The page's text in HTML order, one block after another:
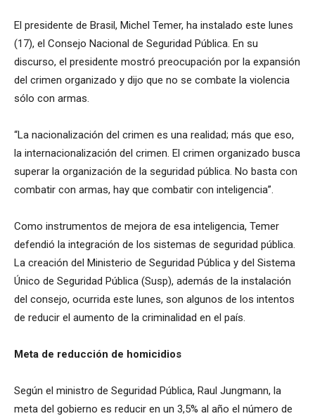
El presidente de Brasil, Michel Temer, ha instalado este lunes
(17), el Consejo Nacional de Seguridad Pública. En su
discurso, el presidente mostró preocupación por la expansión
del crimen organizado y dijo que no se combate la violencia
sólo con armas.
“La nacionalización del crimen es una realidad; más que eso,
la internacionalización del crimen. El crimen organizado busca
superar la organización de la seguridad pública. No basta con
combatir con armas, hay que combatir con inteligencia”.
Como instrumentos de mejora de esa inteligencia, Temer
defendió la integración de los sistemas de seguridad pública.
La creación del Ministerio de Seguridad Pública y del Sistema
Único de Seguridad Pública (Susp), además de la instalación
del consejo, ocurrida este lunes, son algunos de los intentos
de reducir el aumento de la criminalidad en el país.
Meta de reducción de homicidios
Según el ministro de Seguridad Pública, Raul Jungmann, la
meta del gobierno es reducir en un 3,5% al ​​año el número de